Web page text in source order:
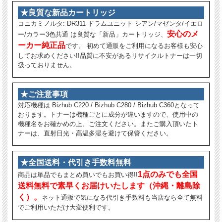
★良質な新品カートリッジ
コニカミノルタ: DR311 ドラムユニット シアン/マゼンタ/イエロ
ー/カラー3色共通 は良質な「新品」カートリッジ、 安心のメ
ーカー純正品です。 初めて通販をご利用になるお客様も安心
してお求めください!!品質に不安があるリサイクルトナーは一切
扱っておりません。
★ご注意事項
対応機種は Bizhub C220 / Bizhub C280 / Bizhub C360となって
おります。トナーは機種ごとに成分が違いますので、使用中の
機種名をお確かめの上、ご注文ください。またご購入頂いたト
ナーは、直射日光・高温多湿を避けて保管ください。
★全国送料・代引き手数料無料
商品は単品でもまとめ買いでもお買い得!!1点のみでも全国
送料無料で素早くお届けいたします（沖縄・離島除
く）。
ネット通販で気になる代引き手数料も当店なら全て無料
でご利用いただけ大変便利です。